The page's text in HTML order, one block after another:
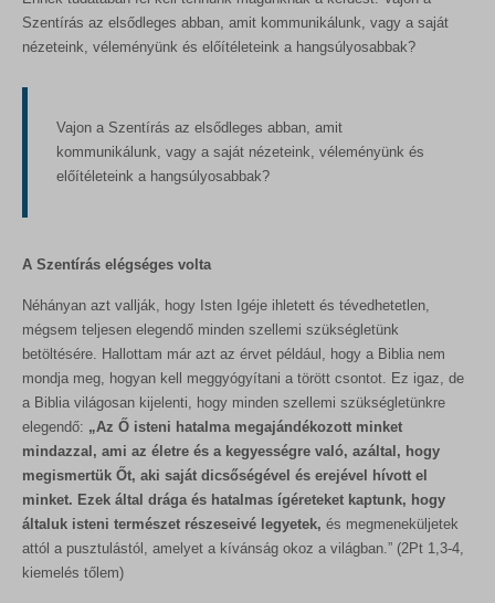
Szentírás az elsődleges abban, amit kommunikálunk, vagy a saját
nézeteink, véleményünk és előítéleteink a hangsúlyosabbak?
Vajon a Szentírás az elsődleges abban, amit
kommunikálunk, vagy a saját nézeteink, véleményünk és
előítéleteink a hangsúlyosabbak?
A Szentírás elégséges volta
Néhányan azt vallják, hogy Isten Igéje ihletett és tévedhetetlen,
mégsem teljesen elegendő minden szellemi szükségletünk
betöltésére. Hallottam már azt az érvet például, hogy a Biblia nem
mondja meg, hogyan kell meggyógyítani a törött csontot. Ez igaz, de
a Biblia világosan kijelenti, hogy minden szellemi szükségletünkre
elegendő: „Az Ő isteni hatalma megajándékozott minket
mindazzal, ami az életre és a kegyességre való, azáltal, hogy
megismertük Őt, aki saját dicsőségével és erejével hívott el
minket. Ezek által drága és hatalmas ígéreteket kaptunk, hogy
általuk isteni természet részeseivé legyetek, és megmeneküljetek
attól a pusztulástól, amelyet a kívánság okoz a világban.” (2Pt 1,3-4,
kiemelés tőlem)